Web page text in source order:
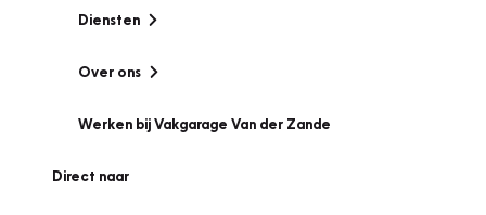
Diensten
Over ons
Werken bij Vakgarage Van der Zande
Direct naar